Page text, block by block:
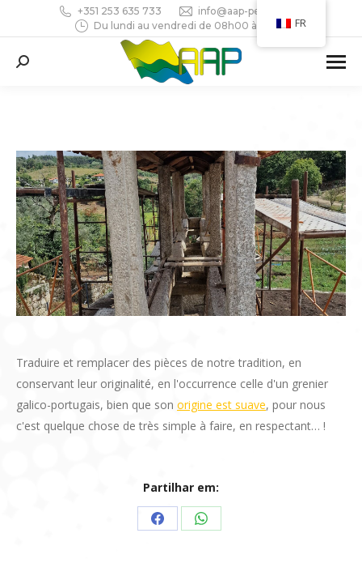
+351 253 635 733
info@aap-pedreiras.pt
Du lundi au vendredi de 08h00 à 18h30
Recherche
Traduire et remplacer des pièces de notre tradition, en
conservant leur originalité, en l'occurrence celle d'un grenier
galico-portugais, bien que son origine est suave, pour nous
c'est quelque chose de très simple à faire, en respectant… !
Partilhar em:
PartagerPartager
FR